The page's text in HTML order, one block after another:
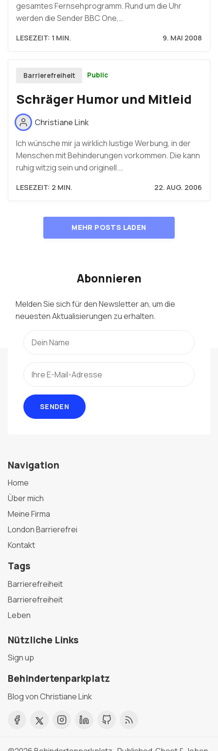
gesamtes Fernsehprogramm. Rund um die Uhr
werden die Sender BBC One,…
LESEZEIT: 1 MIN. 9. MAI 2008
Barrierefreiheit Public
Schräger Humor und Mitleid
Christiane Link
Ich wünsche mir ja wirklich lustige Werbung, in der
Menschen mit Behinderungen vorkommen. Die kann
ruhig witzig sein und originell.…
LESEZEIT: 2 MIN. 22. AUG. 2006
MEHR POSTS LADEN
Abonnieren
Melden Sie sich für den Newsletter an, um die
neuesten Aktualisierungen zu erhalten.
SENDEN
Navigation
Home
Über mich
Meine Firma
London Barrierefrei
Kontakt
Tags
Barrierefreiheit
Barrierefreiheit
Leben
Nützliche Links
Sign up
Behindertenparkplatz
Blog von Christiane Link